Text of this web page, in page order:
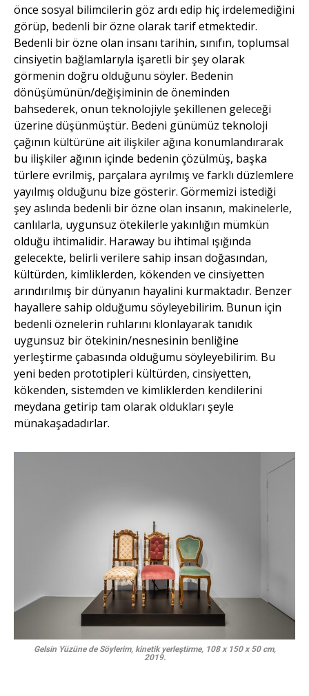
önce sosyal bilimcilerin göz ardı edip hiç irdelemediğini
görüp, bedenli bir özne olarak tarif etmektedir.
Bedenli bir özne olan insanı tarihin, sınıfın, toplumsal
cinsiyetin bağlamlarıyla işaretli bir şey olarak
görmenin doğru olduğunu söyler. Bedenin
dönüşümünün/değişiminin de öneminden
bahsederek, onun teknolojiyle şekillenen geleceği
üzerine düşünmüştür. Bedeni günümüz teknoloji
çağının kültürüne ait ilişkiler ağına konumlandırarak
bu ilişkiler ağının içinde bedenin çözülmüş, başka
türlere evrilmiş, parçalara ayrılmış ve farklı düzlemlere
yayılmış olduğunu bize gösterir. Görmemizi istediği
şey aslında bedenli bir özne olan insanın, makinelerle,
canlılarla, uygunsuz ötekilerle yakınlığın mümkün
olduğu ihtimalidir. Haraway bu ihtimal ışığında
gelecekte, belirli verilere sahip insan doğasından,
kültürden, kimliklerden, kökenden ve cinsiyetten
arındırılmış bir dünyanın hayalini kurmaktadır. Benzer
hayallere sahip olduğumu söyleyebilirim. Bunun için
bedenli öznelerin ruhlarını klonlayarak tanıdık
uygunsuz bir ötekinin/nesnesinin benliğine
yerleştirme çabasında olduğumu söyleyebilirim. Bu
yeni beden prototipleri kültürden, cinsiyetten,
kökenden, sistemden ve kimliklerden kendilerini
meydana getirip tam olarak oldukları şeyle
münakaşadadırlar.
Gelsin Yüzüne de Söylerim, kinetik yerleştirme, 108 x 150 x 50 cm,
2019.